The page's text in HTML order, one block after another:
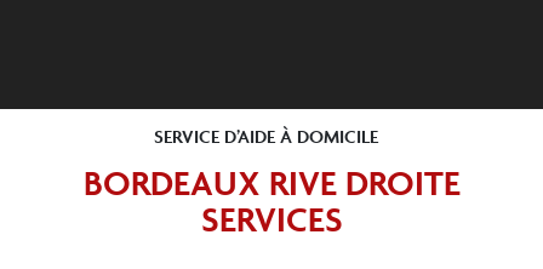
SERVICE D’AIDE À DOMICILE
BORDEAUX RIVE DROITE
SERVICES